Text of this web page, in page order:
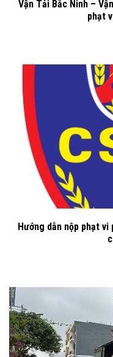
Vận Tải Bắc Ninh –
phạt
Hướng dẫn nộp phạt